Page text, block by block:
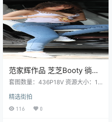
范家辉作品 芝芝Booty 徜徉
[436P18V 11.8GB]
套图数量：436P18V 资源大小：11.
原图无水印 解压说明：下载完成,后
缀修改为7z在进行解压 (tar格式直
精选街拍
116 0